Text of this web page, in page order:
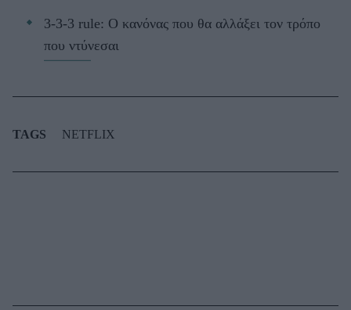
3-3-3 rule: Ο κανόνας που θα αλλάξει τον τρόπο
που ντύνεσαι
TAGS NETFLIX